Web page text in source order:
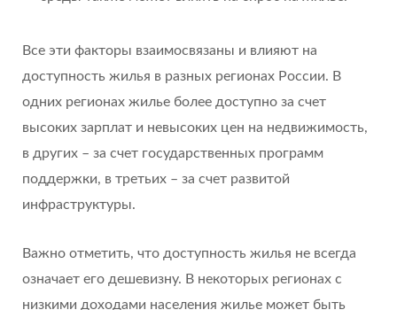
Все эти факторы взаимосвязаны и влияют на
доступность жилья в разных регионах России. В
одних регионах жилье более доступно за счет
высоких зарплат и невысоких цен на недвижимость,
в других – за счет государственных программ
поддержки, в третьих – за счет развитой
инфраструктуры.
Важно отметить, что доступность жилья не всегда
означает его дешевизну. В некоторых регионах с
низкими доходами населения жилье может быть